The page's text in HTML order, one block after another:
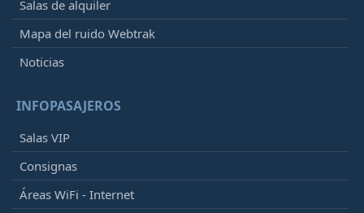
Salas de alquiler
Mapa del ruido Webtrak
Noticias
INFOPASAJEROS
Salas VIP
Consignas
Áreas WiFi - Internet